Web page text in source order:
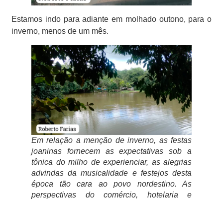
Estamos indo para adiante em molhado outono, para o
inverno, menos de um mês.
Em relação a menção de inverno, as festas
joaninas fornecem as expectativas sob a
tônica do milho de experienciar, as alegrias
advindas da musicalidade e festejos desta
época tão cara ao povo nordestino. As
perspectivas do comércio, hotelaria e